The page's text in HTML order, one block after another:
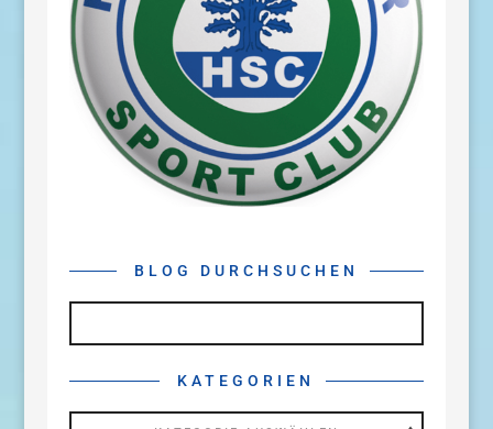
BLOG DURCHSUCHEN
KATEGORIEN